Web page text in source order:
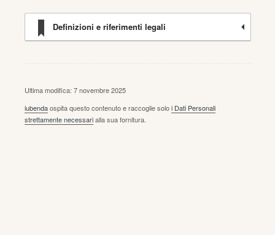
Definizioni e riferimenti legali
Ultima modifica: 7 novembre 2025
iubendaospita questo contenuto e raccoglie soloi Dati Personali
strettamente necessarialla sua fornitura.